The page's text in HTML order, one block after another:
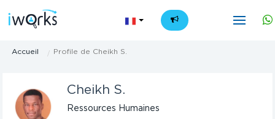
FR
Accueil Profile de Cheikh S.
Cheikh S.
Ressources Humaines